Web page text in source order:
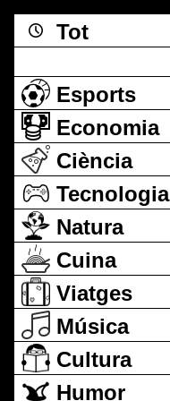
Tot
Esports
Economia
Ciència
Tecnologia
Natura
Cuina
Viatges
Música
Cultura
Humor